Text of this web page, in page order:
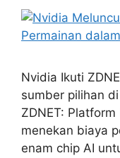
Nvidia Ikuti
sumber pilihan
ZDNET:
menekan biaya
enam chip AI